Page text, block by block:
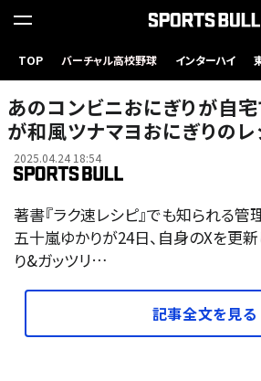
TOP バーチャル高校野球 インターハイ
あのコンビニおにぎりが自
が和風ツナマヨおにぎりのレ
2025.04.24 18:54
著書『ラク速レシピ』でも知られる管
五十嵐ゆかりが24日、自身のXを更新
り&ガッツリ…
記事全文を見る